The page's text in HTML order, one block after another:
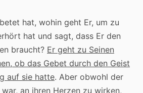
hat, wohin geht Er, um zu
hat und sagt, dass Er den
braucht? Er geht zu Seinen
ob das Gebet durch den Geist
auf sie hatte. Aber obwohl der
an ihren Herzen zu wirken,